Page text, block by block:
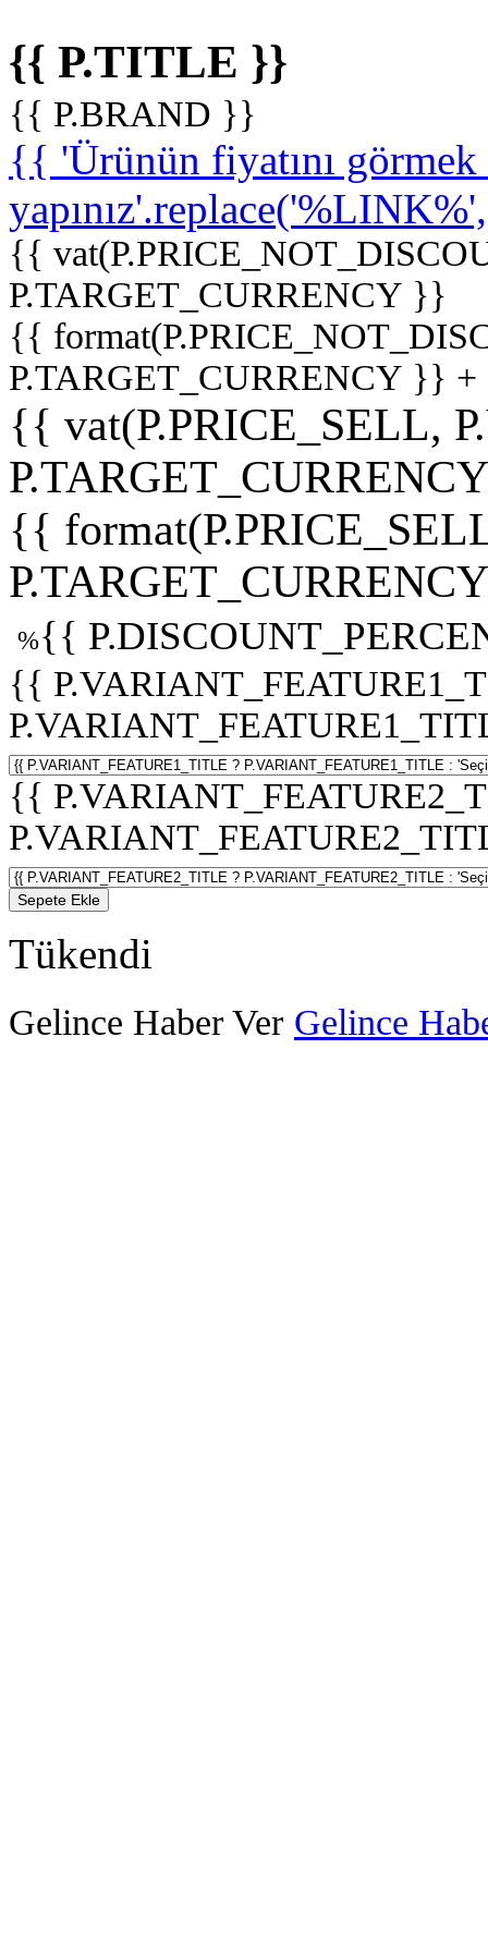
{{ P.TITLE }}
{{ P.BRAND }}
{{ 'Ürünün fiyatını
{{
P.TARGET_CURRENCY }}
{{
P.TARGET_CURRENCY }}
{{ vat(P.PRICE_SELL,
{{
%{{
{{
{{
Sepete Ekle
Tükendi
Gelince Haber Ver Gelince